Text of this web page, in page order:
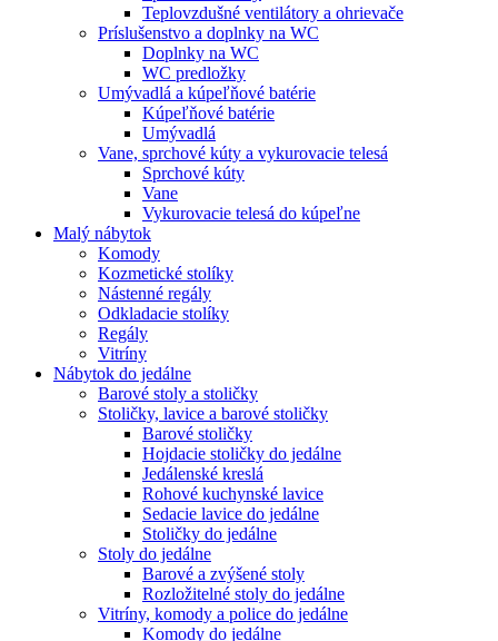
Teplovzdušné ventilátory a ohrievače
Príslušenstvo a doplnky na WC
Doplnky na WC
WC predložky
Umývadlá a kúpeľňové batérie
Kúpeľňové batérie
Umývadlá
Vane, sprchové kúty a vykurovacie telesá
Sprchové kúty
Vane
Vykurovacie telesá do kúpeľne
Malý nábytok
Komody
Kozmetické stolíky
Nástenné regály
Odkladacie stolíky
Regály
Vitríny
Nábytok do jedálne
Barové stoly a stoličky
Stoličky, lavice a barové stoličky
Barové stoličky
Hojdacie stoličky do jedálne
Jedálenské kreslá
Rohové kuchynské lavice
Sedacie lavice do jedálne
Stoličky do jedálne
Stoly do jedálne
Barové a zvýšené stoly
Rozložitelné stoly do jedálne
Vitríny, komody a police do jedálne
Komody do jedálne